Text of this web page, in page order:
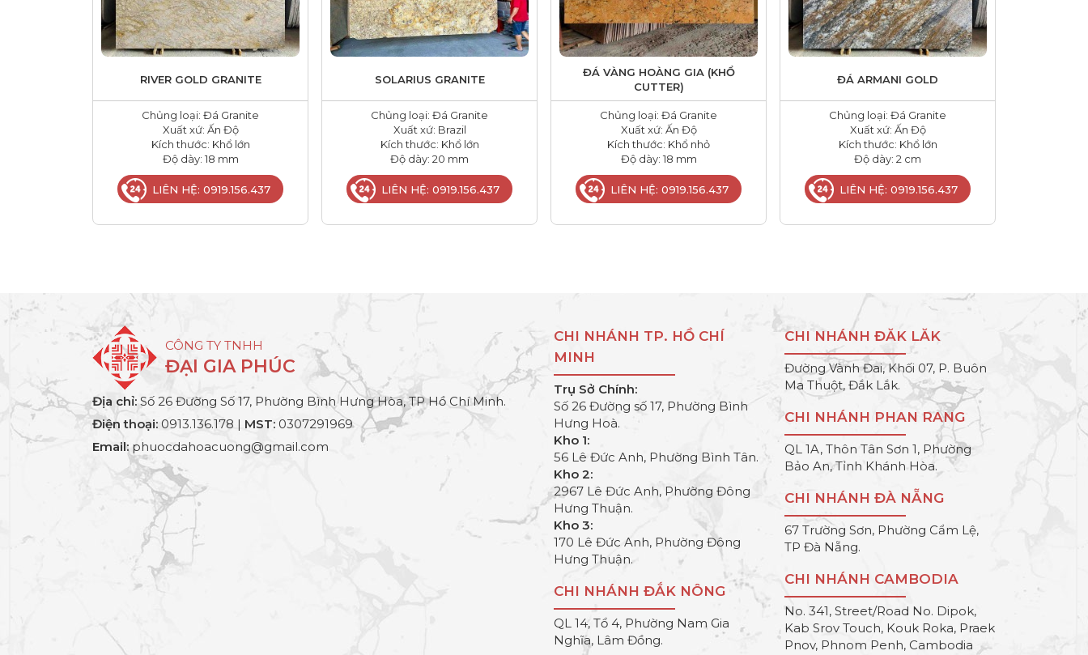
RIVER GOLD GRANITE
Chủng loại: Đá Granite
Xuất xứ: Ấn Độ
Kích thước: Khổ lớn
Độ dày: 18 mm
LIÊN HỆ: 0919.156.437
SOLARIUS GRANITE
Chủng loại: Đá Granite
Xuất xứ: Brazil
Kích thước: Khổ lớn
Độ dày: 20 mm
LIÊN HỆ: 0919.156.437
ĐÁ VÀNG HOÀNG GIA (KHỔ
CUTTER)
Chủng loại: Đá Granite
Xuất xứ: Ấn Độ
Kích thước: Khổ nhỏ
Độ dày: 18 mm
LIÊN HỆ: 0919.156.437
ĐÁ ARMANI GOLD
Chủng loại: Đá Granite
Xuất xứ: Ấn Độ
Kích thước: Khổ lớn
Độ dày: 2 cm
LIÊN HỆ: 0919.156.437
CÔNG TY TNHH
ĐẠI GIA PHÚC
Địa chỉ: Số 26 Đường Số 17, Phường Bình Hưng Hòa, TP Hồ Chí Minh.
Điện thoại: 0913.136.178 | MST: 0307291969
Email: phuocdahoacuong@gmail.com
CHI NHÁNH TP. HỒ CHÍ
MINH
Trụ Sở Chính:
Số 26 Đường số 17, Phường Bình
Hưng Hoà.
Kho 1:
56 Lê Đức Anh, Phường Bình Tân.
Kho 2:
2967 Lê Đức Anh, Phường Đông
Hưng Thuận.
Kho 3:
170 Lê Đức Anh, Phường Đông
Hưng Thuận.
CHI NHÁNH ĐẮK NÔNG
QL 14, Tổ 4, Phường Nam Gia
Nghĩa, Lâm Đồng.
CHI NHÁNH ĐĂK LĂK
Đường Vành Đai, Khối 07, P. Buôn
Ma Thuột, Đắk Lắk.
CHI NHÁNH PHAN RANG
QL 1A, Thôn Tân Sơn 1, Phường
Bảo An, Tỉnh Khánh Hòa.
CHI NHÁNH ĐÀ NẴNG
67 Trường Sơn, Phường Cẩm Lệ,
TP Đà Nẵng.
CHI NHÁNH CAMBODIA
No. 341, Street/Road No. Dipok,
Kab Srov Touch, Kouk Roka, Praek
Pnov, Phnom Penh, Cambodia